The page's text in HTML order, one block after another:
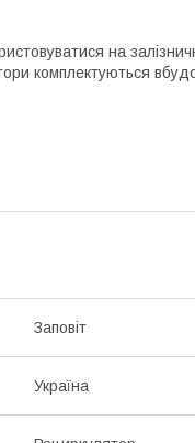
на
комплектуються
Заповіт
Україна